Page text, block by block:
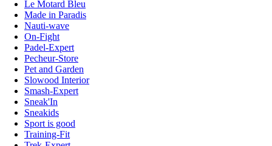
Le Motard Bleu
Made in Paradis
Nauti-wave
On-Fight
Padel-Expert
Pecheur-Store
Pet and Garden
Slowood Interior
Smash-Expert
Sneak'In
Sneakids
Sport is good
Training-Fit